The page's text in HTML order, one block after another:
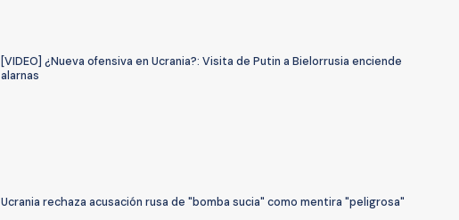
[VIDEO] ¿Nueva ofensiva en Ucrania?: Visita de Putin a Bielorrusia enciende
alarnas
Ucrania rechaza acusación rusa de "bomba sucia" como mentira "peligrosa"